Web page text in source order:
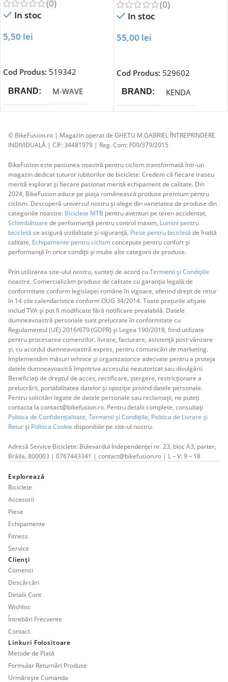
(0)
In stoc
5,50 lei
Cod Produs: 519342
BRAND M-WAVE
(0)
In stoc
55,00 lei
Cod Produs: 529602
BRAND KENDA
© BikeFusion.ro | Magazin operat de GHETU M.GABRIEL ÎNTREPRINDERE
INDIVIDUALĂ | CIF: 34481979 | Reg. Com: F09/379/2015
BikeFusion este pasiunea noastră pentru ciclism transformată într-un
magazin dedicat tuturor iubitorilor de biciclete. Credem că fiecare traseu
merită explorat și fiecare pasionat merită echipament de calitate. Din
2024, BikeFusion aduce pe piața românească produse premium pentru
ciclism. Descoperă universul nostru și alege din varietatea de produse din
categoriile noastre: Biciclete MTB pentru aventuri pe teren accidentat,
Schimbătoare de performanță pentru control maxim, Lumini pentru
bicicletă ce asigură vizibilitate și siguranță, Piese pentru bicicletă de înaltă
calitate, Echipamente pentru ciclismconcepute pentru confort și
performanță în orice condiții și multe alte categorii de produse.
Prin utilizarea site-ului nostru, sunteți de acord cuTermenii și Condițiile
noastre. Comercializăm produse de calitate cu garanția legală de
conformitate conform legislației române în vigoare, oferind drept de retur
în 14 zile calendaristice conform OUG 34/2014. Toate prețurile afișate
includ TVA și pot fi modificate fără notificare prealabilă. Datele
dumneavoastră personale sunt prelucrate în conformitate cu
Regulamentul (UE) 2016/679 (GDPR) și Legea 190/2018, fiind utilizate
pentru procesarea comenzilor, livrare, facturare, asistență post-vânzare
și, cu acordul dumneavoastră expres, pentru comunicări de marketing.
Implementăm măsuri tehnice și organizatorice adecvate pentru a proteja
datele dumneavoastră împotriva accesului neautorizat sau divulgării.
Beneficiați de dreptul de acces, rectificare, ștergere, restricționare a
prelucrării, portabilitatea datelor și opoziție privind datele personale.
Pentru solicitări legate de datele personale sau reclamații, ne puteți
contacta la contact@bikefusion.ro. Pentru detalii complete, consultați
Politica de Confidențialitate, Termenii și Condițiile, Politica de Livrare și
Returși Politica Cookie disponibile pe site-ul nostru.
Adresă Service Biciclete: Bulevardul Independenței nr. 23, bloc A3, parter,
Brăila, 800003 | 0767443341 | contact@bikefusion.ro | L – V: 9 – 18
Explorează
Biciclete
Accesorii
Piese
Echipamente
Fitness
Service
Clienți
Comenzi
Descărcări
Detalii Cont
Wishlist
Întrebări Frecvente
Contact
Linkuri Folositoare
Metode de Plată
Formular Returnări Produse
Urmărește Comanda